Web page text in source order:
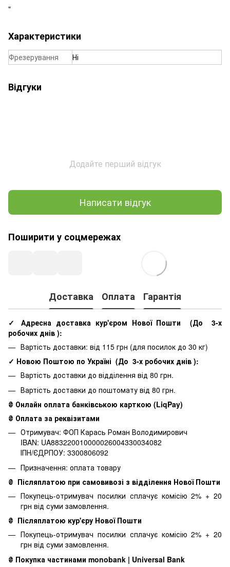
"
Характеристики
Фрезерування Ні
Відгуки
Додайте перший відгук
Написати відгук
Поширити у соцмережах
Доставка Оплата Гарантія
✓ Адресна доставка кур'єром Нової Пошти (До3-х
робочих днів ):
Вартість доставки: від 115 грн (для посилок до 30 кг)
✓ Новою Поштою по Україні (До 3-х робочих днів ):
Вартість доставки до відділення від 80 грн.
Вартість доставки до поштомату від 80 грн.
₴ Онлайн оплата банківською карткою (LiqPay)
₴ Оплата за реквізитами
Отримувач: ФОП Карась Роман Володимирович
IBAN: UA883220010000026004330034082
ІПН/ЄДРПОУ: 3300806092
Призначення: оплата товару
₴ Післяплатою при самовивозі з відділення Нової Пошти
Покупець-отримувач посилки сплачує комісію 2% + 20
грн від суми замовлення.
₴ Післяплатою кур'єру Нової Пошти
Покупець-отримувач посилки сплачує комісію 2% + 20
грн від суми замовлення.
₴ Покупка частинами monobank | Universal Bank